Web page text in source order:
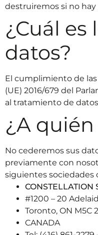
destruiremos si no
¿Cuál
datos?
El cumplimiento de
(UE) 2016/679 del
al tratamiento de
¿A
No cederemos sus
previamente con
siguientes sociedades
CONSTELLATION
#1200 – 20
Toronto, ON M5C
CANADA